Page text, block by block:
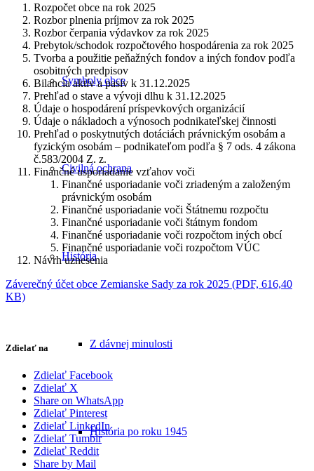
Symboly obce
Civilná ochrana
História
Z dávnej minulosti
História po roku 1945
Rozpočet obce na rok 2025
Rozbor plnenia príjmov za rok 2025
Rozbor čerpania výdavkov za rok 2025
Prebytok/schodok rozpočtového hospodárenia za rok 2025
Tvorba a použitie peňažných fondov a iných fondov podľa
osobitných predpisov
Bilancia aktív a pasív k 31.12.2025
Prehľad o stave a vývoji dlhu k 31.12.2025
Údaje o hospodárení príspevkových organizácií
Údaje o nákladoch a výnosoch podnikateľskej činnosti
Prehľad o poskytnutých dotáciách právnickým osobám a
fyzickým osobám – podnikateľom podľa § 7 ods. 4 zákona
č.583/2004 Z. z.
Finančné usporiadanie vzťahov voči
Finančné usporiadanie voči zriadeným a založeným
právnickým osobám
Finančné usporiadanie voči Štátnemu rozpočtu
Finančné usporiadanie voči štátnym fondom
Finančné usporiadanie voči rozpočtom iných obcí
Finančné usporiadanie voči rozpočtom VÚC
Návrh uznesenia
Záverečný účet obce Zemianske Sady za rok 2025 (PDF, 616,40
KB)
Zdielať na
Zdielať Facebook
Zdielať X
Share on WhatsApp
Zdielať Pinterest
Zdielať LinkedIn
Zdielať Tumblr
Zdielať Reddit
Share by Mail